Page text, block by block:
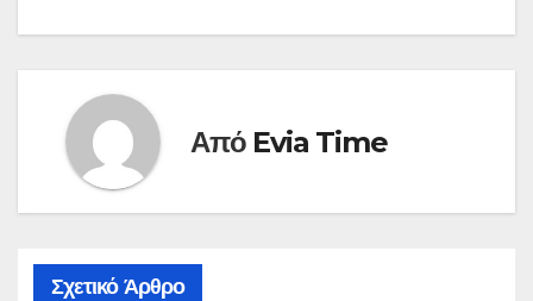
Από Evia Time
Σχετικό Άρθρο